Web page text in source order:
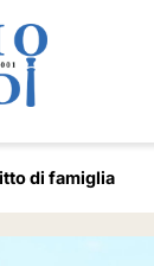
di famiglia